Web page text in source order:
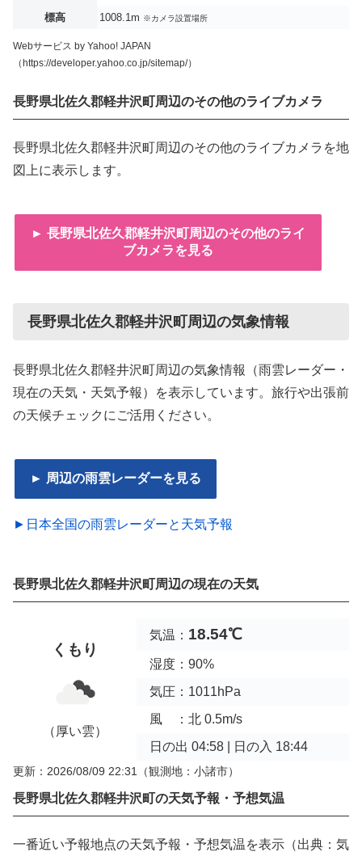
標高
1008.1m ※カメラ設置場所
Webサービス by Yahoo! JAPAN
（https://developer.yahoo.co.jp/sitemap/）
長野県北佐久郡軽井沢町周辺のその他のライブカメラ
長野県北佐久郡軽井沢町周辺のその他のライブカメラを地
図上に表示します。
► 長野県北佐久郡軽井沢町周辺のその他のライ
ブカメラを見る
長野県北佐久郡軽井沢町周辺の気象情報
長野県北佐久郡軽井沢町周辺の気象情報（雨雲レーダー・
現在の天気・天気予報）を表示しています。旅行や出張前
の天候チェックにご活用ください。
► 周辺の雨雲レーダーを見る
►日本全国の雨雲レーダーと天気予報
長野県北佐久郡軽井沢町周辺の現在の天気
くもり
（厚い雲）
気温： 18.54℃
湿度：90%
気圧：1011hPa
風 ：北 0.5m/s
日の出 04:58 | 日の入 18:44
更新：2026/08/09 22:31 （観測地：小諸市）
長野県北佐久郡軽井沢町の天気予報・予想気温
一番近い予報地点の天気予報・予想気温を表示（出典：気